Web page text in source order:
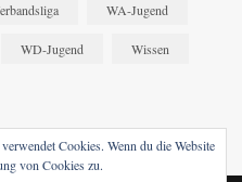
Cookies. Wenn du die Website
von Cookies zu.
WA-Jugend
WD-Jugend Wissen